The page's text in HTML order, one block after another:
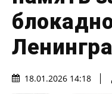
18.01.2026 14:18